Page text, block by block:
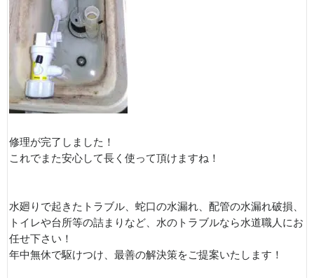
修理が完了しました！
これでまた安心して長く使って頂けますね！
水廻りで起きたトラブル、蛇口の水漏れ、配管の水漏れ破損、
トイレや台所等の詰まりなど、水のトラブルなら水道職人にお
任せ下さい！
年中無休で駆けつけ、最善の解決策をご提案いたします！